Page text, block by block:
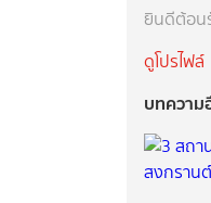
ยินดีต้อน
ดูโปรไฟล์
บทความ